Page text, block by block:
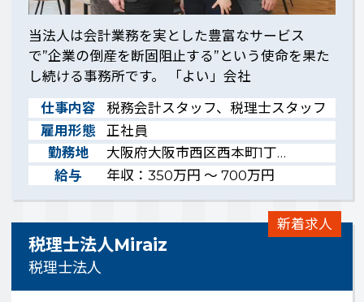
当法人は会計業務を実とした豊富なサービス
で”企業の倒産を断固阻止する”という使命を果た
し続ける事務所です。 「よい」会社
仕事内容
税務会計スタッフ、税理士スタッフ
雇用形態
正社員
勤務地
大阪府大阪市西区西本町1丁…
給与
年収：350万円 ～ 700万円
新着求人
税理士法人Miraiz
税理士法人